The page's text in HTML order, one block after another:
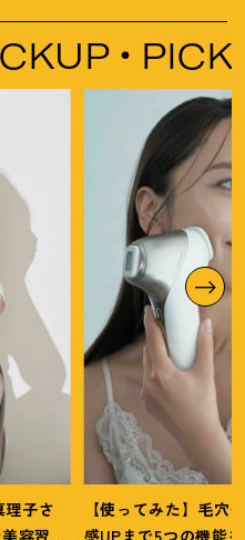
PICKUP
理子さ
【使ってみた】毛穴